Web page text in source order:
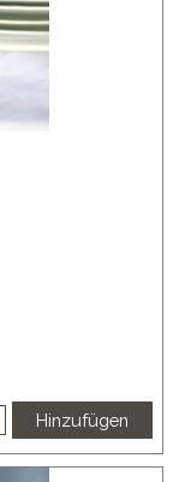
Hinzufügen